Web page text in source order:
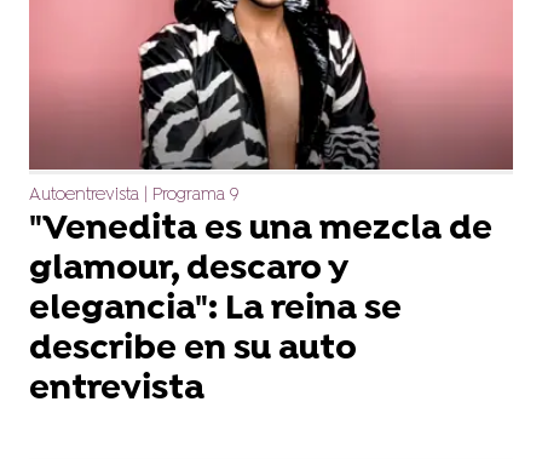
Autoentrevista | Programa 9
"Venedita es una mezcla de
glamour, descaro y
elegancia": La reina se
describe en su auto
entrevista